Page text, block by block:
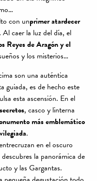
con unprimer atardecer
Al caer la luz del día, el
Reyes de Aragón y el
y los misterios…
son una auténtica
guiada, es de hecho este
esta ascensión. En el
, casco y linterna
más emblemático
.
en el oscuro
la panorámica de
y las Gargantas.